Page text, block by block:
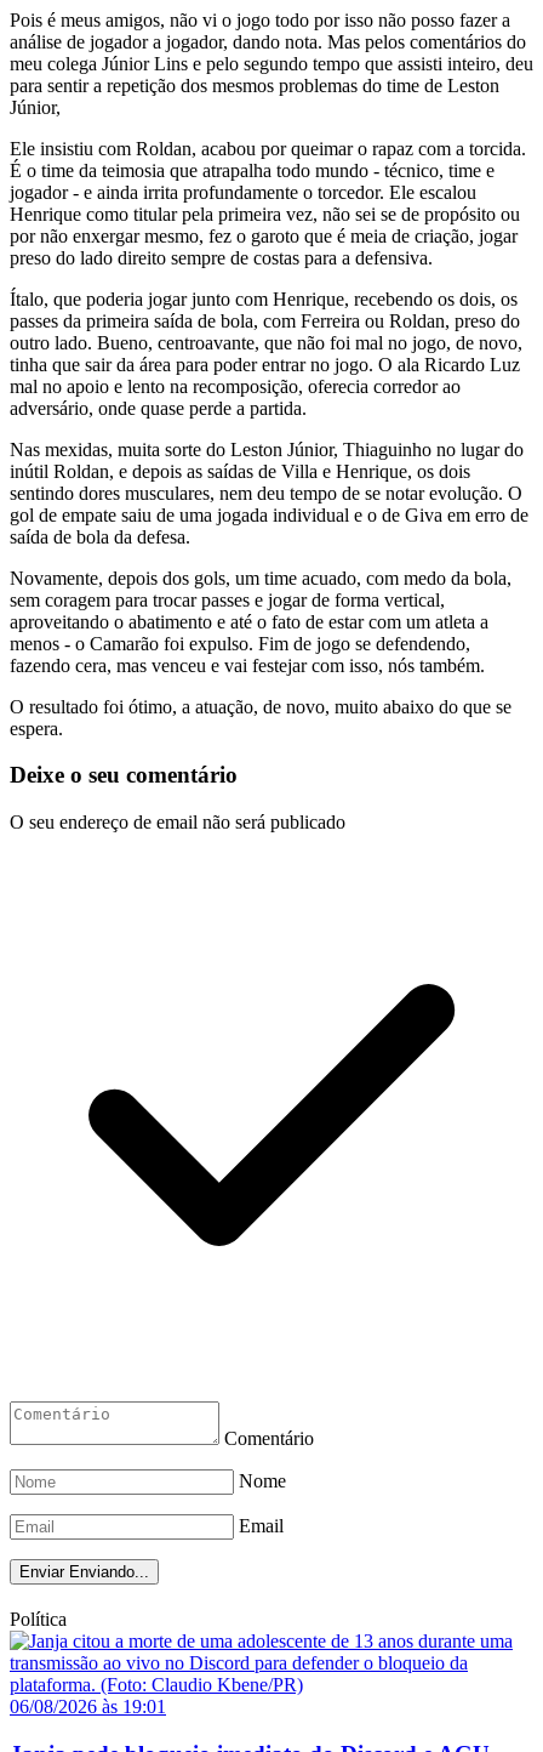
Pois é meus amigos, não vi o jogo todo por isso não posso fazer a
análise de jogador a jogador, dando nota. Mas pelos comentários do
meu colega Júnior Lins e pelo segundo tempo que assisti inteiro, deu
para sentir a repetição dos mesmos problemas do time de Leston
Júnior,
Ele insistiu com Roldan, acabou por queimar o rapaz com a torcida.
É o time da teimosia que atrapalha todo mundo - técnico, time e
jogador - e ainda irrita profundamente o torcedor. Ele escalou
Henrique como titular pela primeira vez, não sei se de propósito ou
por não enxergar mesmo, fez o garoto que é meia de criação, jogar
preso do lado direito sempre de costas para a defensiva.
Ítalo, que poderia jogar junto com Henrique, recebendo os dois, os
passes da primeira saída de bola, com Ferreira ou Roldan, preso do
outro lado. Bueno, centroavante, que não foi mal no jogo, de novo,
tinha que sair da área para poder entrar no jogo. O ala Ricardo Luz
mal no apoio e lento na recomposição, oferecia corredor ao
adversário, onde quase perde a partida.
Nas mexidas, muita sorte do Leston Júnior, Thiaguinho no lugar do
inútil Roldan, e depois as saídas de Villa e Henrique, os dois
sentindo dores musculares, nem deu tempo de se notar evolução. O
gol de empate saiu de uma jogada individual e o de Giva em erro de
saída de bola da defesa.
Novamente, depois dos gols, um time acuado, com medo da bola,
sem coragem para trocar passes e jogar de forma vertical,
aproveitando o abatimento e até o fato de estar com um atleta a
menos - o Camarão foi expulso. Fim de jogo se defendendo,
fazendo cera, mas venceu e vai festejar com isso, nós também.
O resultado foi ótimo, a atuação, de novo, muito abaixo do que se
espera.
Deixe o seu comentário
O seu endereço de email não será publicado
Comentário
Nome
Email
Enviar Enviando...
Política
06/08/2026 às 19:01